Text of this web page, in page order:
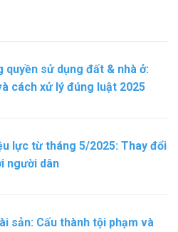
quyền sử dụng đất & nhà ở:
cách xử lý đúng luật 2025
lực từ tháng 5/2025: Thay đổi
người dân
sản: Cấu thành tội phạm và